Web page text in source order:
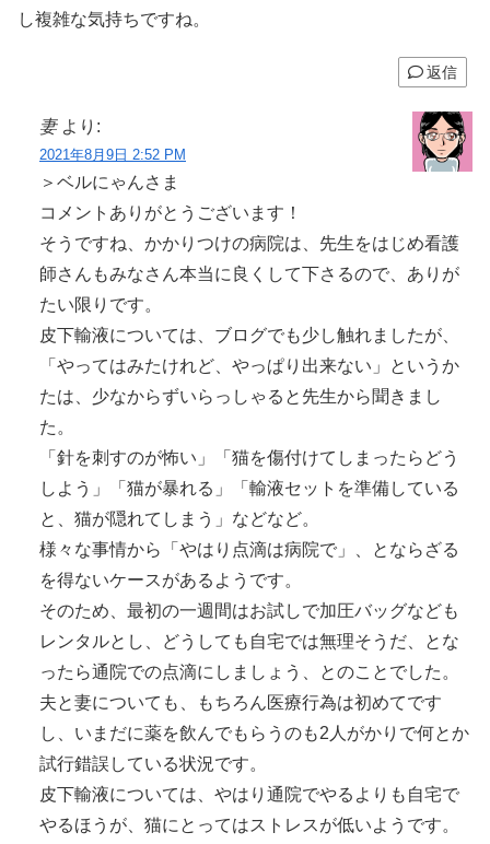
し複雑な気持ちですね。
返信
妻 より:
2021年8月9日 2:52 PM
＞ベルにゃんさま
コメントありがとうございます！
そうですね、かかりつけの病院は、先生をはじめ看護
師さんもみなさん本当に良くして下さるので、ありが
たい限りです。
皮下輸液については、ブログでも少し触れましたが、
「やってはみたけれど、やっぱり出来ない」というか
たは、少なからずいらっしゃると先生から聞きまし
た。
「針を刺すのが怖い」「猫を傷付けてしまったらどう
しよう」「猫が暴れる」「輸液セットを準備している
と、猫が隠れてしまう」などなど。
様々な事情から「やはり点滴は病院で」、とならざる
を得ないケースがあるようです。
そのため、最初の一週間はお試しで加圧バッグなども
レンタルとし、どうしても自宅では無理そうだ、とな
ったら通院での点滴にしましょう、とのことでした。
夫と妻についても、もちろん医療行為は初めてです
し、いまだに薬を飲んでもらうのも2人がかりで何とか
試行錯誤している状況です。
皮下輸液については、やはり通院でやるよりも自宅で
やるほうが、猫にとってはストレスが低いようです。